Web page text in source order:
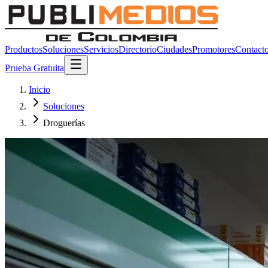
ProductosSolucionesServiciosDirectorioCiudadesPromotores
Prueba Gratuita
Inicio
Soluciones
Droguerías